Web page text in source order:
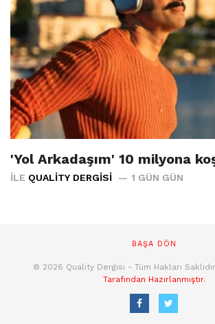
'Yol Arkadaşım' 10 milyona
İLE QUALITY DERGISI 1 GÜN GÜN
BAŞA DÖN
© 2026 Quality Dergisi - Tüm Hakları
Tarafından Hazırlanmıştır.